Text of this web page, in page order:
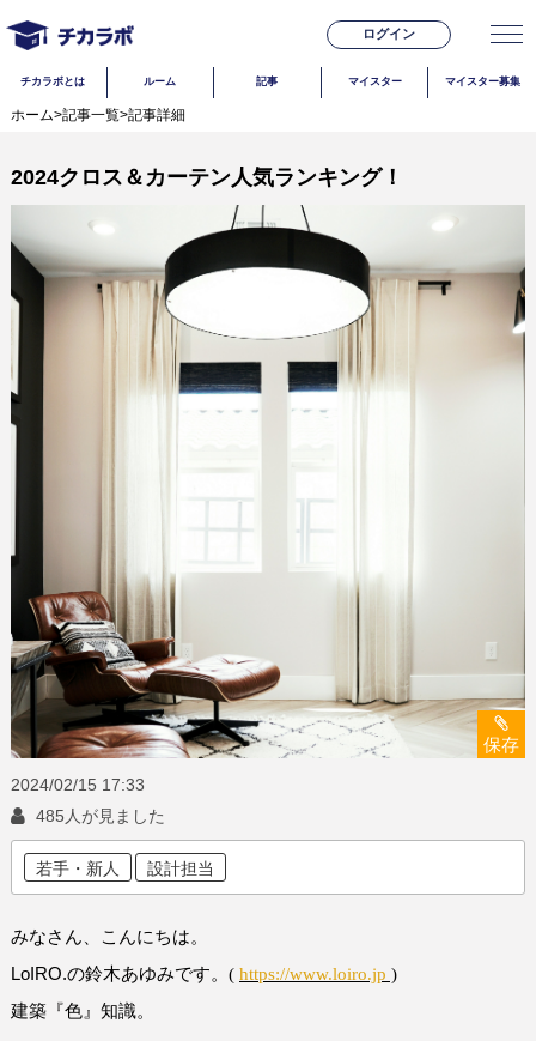
ログイン
チカラボとは ルーム 記事 マイスター マイスター募集
ホーム>記事一覧>記事詳細
2024クロス＆カーテン人気ランキング！
保存
2024/02/15 17:33
485人が見ました
若手・新人 設計担当
みなさん、こんにちは。
LoIRO.の鈴木あゆみです。 ( https://www.loiro.jp )
建築『色』知識。